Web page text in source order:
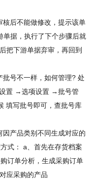
后不能做修改，提示该单
单据，执行了下个步骤后就
把下游单据弃审，再回到
号不一样，如何管理? 处
置 →选项设置 →批号管
填写批号即可，查批号库
产品类别不同生成对应的
式： a、首先在存货档案
订单分析，生成采购订单
应采购的产品